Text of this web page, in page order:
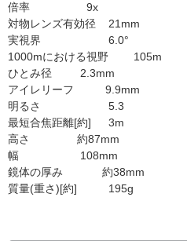
倍率
9x
対物レンズ有効径
21mm
実視界
6.0°
1000mにおける視野
105m
ひとみ径
2.3mm
アイレリーフ
9.9mm
明るさ
5.3
最短合焦距離[約]
3m
高さ
約87mm
幅
108mm
鏡体の厚み
約38mm
質量(重さ)[約]
195g